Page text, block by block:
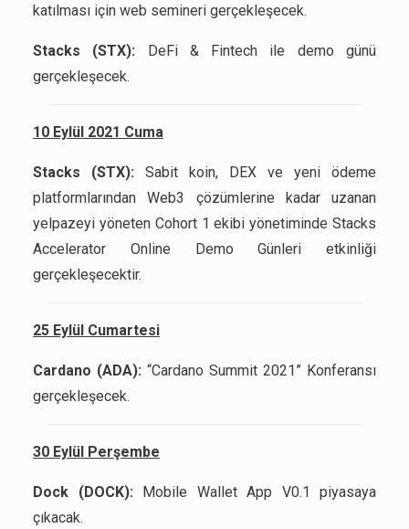
katılması için web semineri gerçekleşecek.
Stacks (STX): DeFi & Fintech ile demo günü
gerçekleşecek.
10 Eylül 2021 Cuma
Stacks (STX): Sabit koin, DEX ve yeni ödeme
platformlarından Web3 çözümlerine kadar uzanan
yelpazeyi yöneten Cohort 1 ekibi yönetiminde Stacks
Accelerator Online Demo Günleri etkinliği
gerçekleşecektir.
25 Eylül Cumartesi
Cardano (ADA): “Cardano Summit 2021” Konferansı
gerçekleşecek.
30 Eylül Perşembe
Dock (DOCK): Mobile Wallet App V0.1 piyasaya
çıkacak.